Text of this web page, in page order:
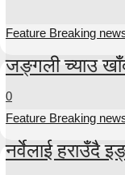
Feature Breaking
जङ्गली च्याउ
0
Feature Breaking
नर्वेलाई हराउँदै